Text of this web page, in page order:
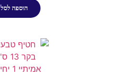
הוספה לסל